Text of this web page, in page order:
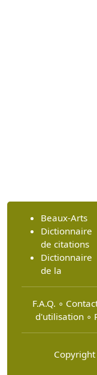
Beaux-Arts
Dictionnaire
de citations
Dictionnaire
de la
F.A.Q. ∘
d'utilisation∘